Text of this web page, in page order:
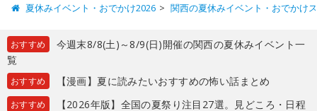
夏休みイベント・おでかけ2026 関西の夏休みイベント・おでかけ
おすすめ
今週末8/8(土)～8/9(日)開催の関西の夏休みイベント一
覧
おすすめ 【漫画】夏に読みたいおすすめの怖い話まとめ
おすすめ
【2026年版】全国の夏祭り注目27選。見どころ・日程